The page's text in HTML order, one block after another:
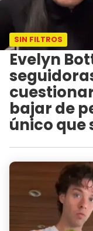
SIN FILTROS
Evelyn
bajar de
único que